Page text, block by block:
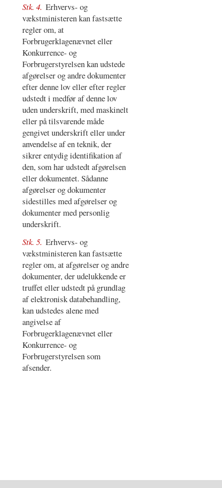
Stk. 4. Erhvervs- og
vækstministeren kan fastsætte
regler om, at
Forbrugerklagenævnet eller
Konkurrence- og
Forbrugerstyrelsen kan udstede
afgørelser og andre dokumenter
efter denne lov eller efter regler
udstedt i medfør af denne lov
uden underskrift, med maskinelt
eller på tilsvarende måde
gengivet underskrift eller under
anvendelse af en teknik, der
sikrer entydig identifikation af
den, som har udstedt afgørelsen
eller dokumentet. Sådanne
afgørelser og dokumenter
sidestilles med afgørelser og
dokumenter med personlig
underskrift.
Stk. 5. Erhvervs- og
vækstministeren kan fastsætte
regler om, at afgørelser og andre
dokumenter, der udelukkende er
truffet eller udstedt på grundlag
af elektronisk databehandling,
kan udstedes alene med
angivelse af
Forbrugerklagenævnet eller
Konkurrence- og
Forbrugerstyrelsen som
afsender.